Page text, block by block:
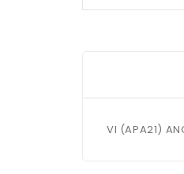
VI (APA21)